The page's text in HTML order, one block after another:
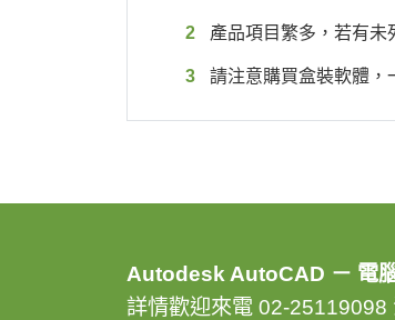
產品項目繁多，若有
請注意購買盒裝軟體，
Autodesk AutoCAD － 電
詳情歡迎來電 02-25119098